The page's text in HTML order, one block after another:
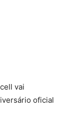
vai
oficial